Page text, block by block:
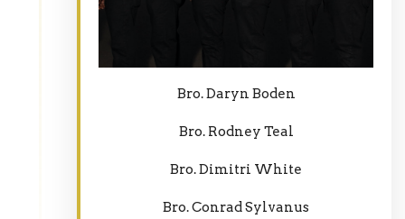
Bro. Daryn Boden
Bro. Rodney Teal
Bro. Dimitri White
Bro. Conrad Sylvanus